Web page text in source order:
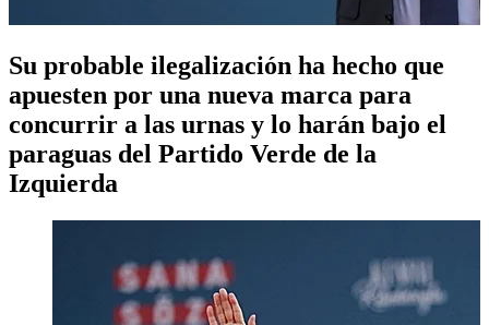
Su probable ilegalización ha hecho que
apuesten por una nueva marca para
concurrir a las urnas y lo harán bajo el
paraguas del Partido Verde de la
Izquierda